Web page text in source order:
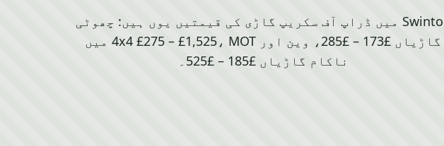
Swinton میں ڈراپ آف سکریپ گاڑی کی قیمتیں یوں ہیں: چھوٹی
گاڑیاں £173 – £285، وین اور 4x4 £275 – £1,525، MOT میں
ناکام گاڑیاں £185 – £525۔